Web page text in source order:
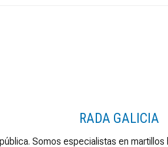
RADA GALICIA
Somos especialistas en